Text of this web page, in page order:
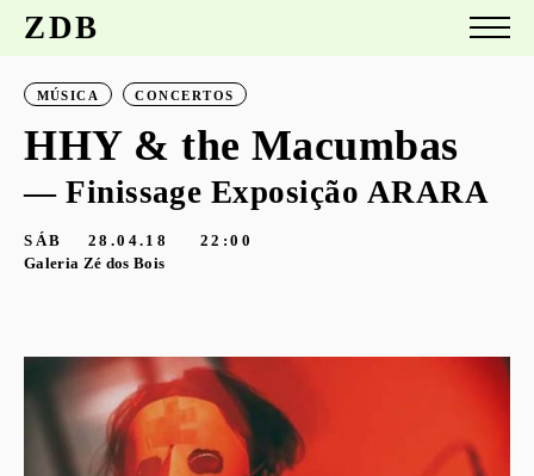
ZDB
MÚSICA CONCERTOS
HHY & the Macumbas
— Finissage Exposição ARARA
SÁB 28.04.18
22:00
Galeria Zé dos Bois